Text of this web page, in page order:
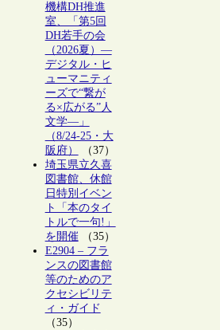
機構DH推進
室、「第5回
DH若手の会
（2026夏）―
デジタル・ヒ
ューマニティ
ーズで“繋が
る×広がる”人
文学―」
（8/24-25・大
阪府）
（37）
埼玉県立久喜
図書館、休館
日特別イベン
ト「本のタイ
トルで一句!」
を開催（35）
E2904 – フラ
ンスの図書館
等のためのア
クセシビリテ
ィ・ガイド
（35）